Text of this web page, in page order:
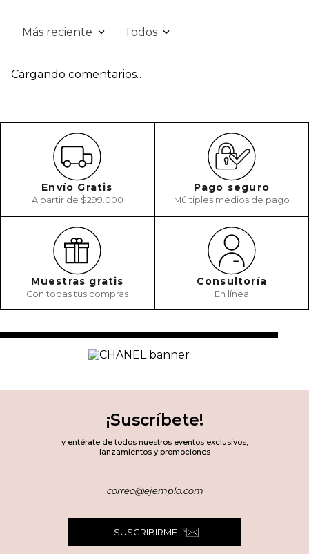
Más reciente Todos
Cargando comentarios…
Envío Gratis
A partir de $299.000
Pago seguro
Múltiples medios de pago
Muestras gratis
Con todas tus compras
Consultoría
En línea
¡Suscríbete!
y entérate de todos nuestros eventos exclusivos,
lanzamientos y promociones
SUSCRIBIRME